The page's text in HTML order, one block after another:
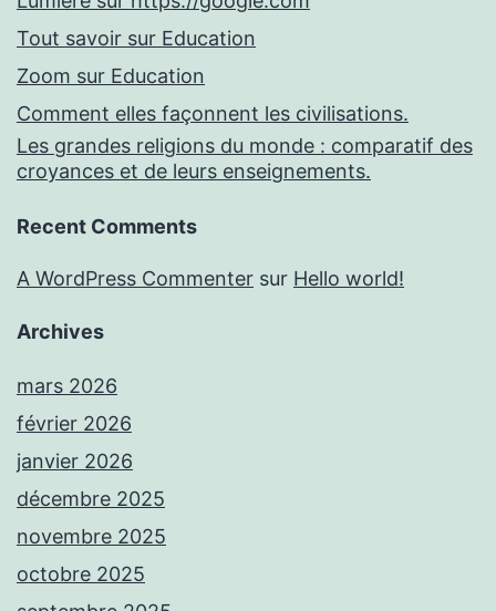
Tout savoir sur Education
Zoom sur Education
Comment elles façonnent les civilisations.
Les grandes religions du monde : comparatif des
croyances et de leurs enseignements.
Recent Comments
A WordPress Commenter sur Hello world!
Archives
mars 2026
février 2026
janvier 2026
décembre 2025
novembre 2025
octobre 2025